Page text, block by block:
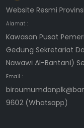
Website Resmi
Alamat :
Kawasan Pusat
Gedung Sekretariat
Nawawi Al-Bantani)
Email :
9602 (Whatsapp)